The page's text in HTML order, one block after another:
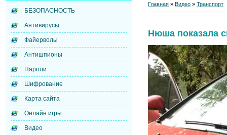
БЕЗОПАСНОСТЬ
Антивирусы
Файерволы
Антишпионы
Пароли
Шифрование
Карта сайта
Онлайн игры
Видео
Главная » Видео » Транспорт
Нюша показала